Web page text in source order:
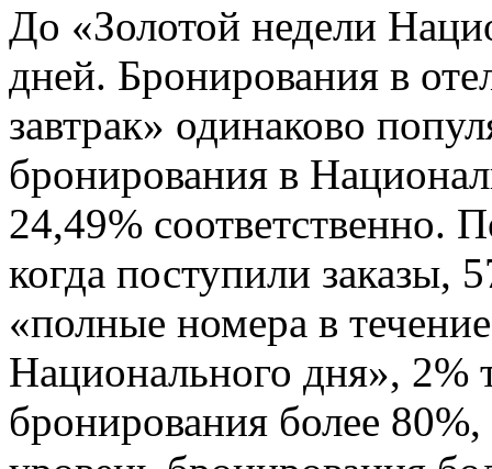
До «Золотой недели
дней. Бронирования в
завтрак» одинаково
бронирования в
24,49% соответственно.
когда поступили заказы,
«полные номера в
Национального дня», 2%
бронирования более